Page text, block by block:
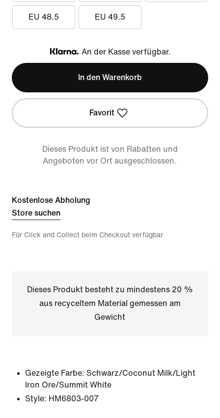
EU 48.5 EU 49.5
Klarna
An der Kasse verfügbar.
In den Warenkorb
Favorit
Dieses Produkt ist von Rabatten und
Angeboten vor Ort ausgeschlossen.
Kostenlose Abholung
Store suchen
Für Click and Collect beim Checkout verfügbar
Dieses Produkt besteht zu mindestens 20 %
aus recyceltem Material gemessen am
Gewicht
Gezeigte Farbe: Schwarz/Coconut Milk/Light
Iron Ore/Summit White
Style: HM6803-007